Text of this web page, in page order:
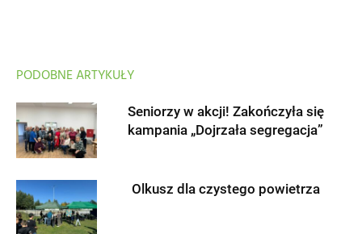
PODOBNE ARTYKUŁY
Seniorzy w akcji! Zakończyła się
kampania „Dojrzała segregacja”
Olkusz dla czystego powietrza